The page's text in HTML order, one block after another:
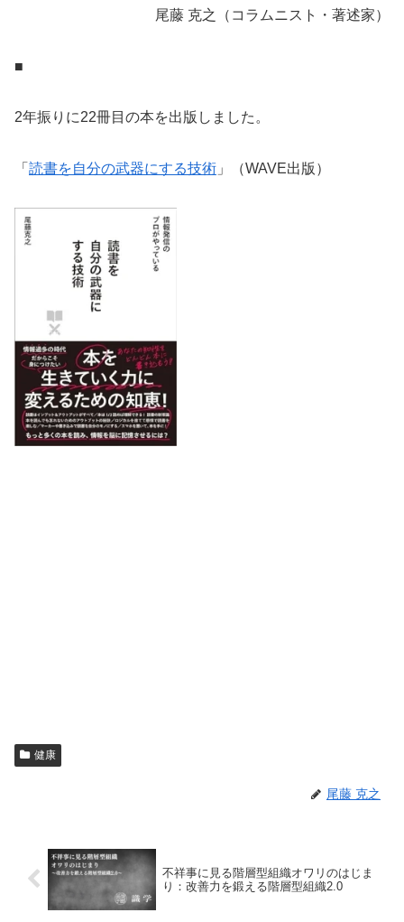
尾藤 克之（コラムニスト・著述家）
■
2年振りに22冊目の本を出版しました。
「 読書を自分の武器にする技術 」（WAVE出版）
健康
尾藤 克之
不祥事に見る階層型組織オワリのはじま
り：改善力を鍛える階層型組織2.0